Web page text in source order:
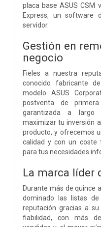
placa base ASUS CSM
Express, un software
servidor.
Gestión en
negocio
Fieles a nuestra
conocido fabricante
modelo ASUS
postventa de
garantizada a largo
maximizar tu inversión
producto, y ofrecemos
calidad y con un coste
para tus necesidades
La marca líder
Durante más de quince
dominado las listas
reputación gracias a
fiabilidad, con más